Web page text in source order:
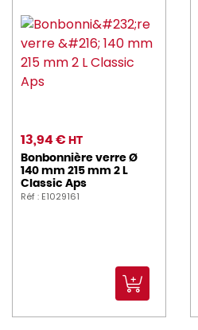
13,94 € HT
Bonbonnière verre Ø
140 mm 215 mm 2 L
Classic Aps
Réf : E1029161